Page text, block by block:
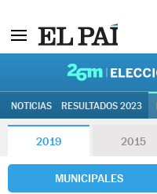
NOTICIAS RESULTADOS 2023
2019 2015
MUNICIPALES